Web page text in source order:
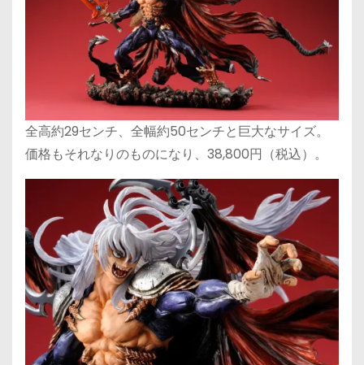
全高約29センチ、全幅約50センチと巨大なサイズ。
価格もそれなりのものになり、38,800円（税込）。